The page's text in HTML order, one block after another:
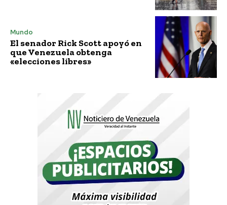
Mundo
El senador Rick Scott apoyó en
que Venezuela obtenga
«elecciones libres»